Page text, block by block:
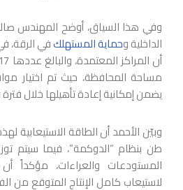
وفي هذا السياق، أوضح المهندس صالح
الداخلية وحماية المستهلكفي الرقة،
مساحة المحافظة، حيث تم اختيار
يضمن إمكانية إعادة تأهيلها خلال
طن بنظام “الدوكمة”، فيما سيتم
المستودعات والعراءات، مؤكداً
لاستيعاب كامل الإنتاج المتوقع من